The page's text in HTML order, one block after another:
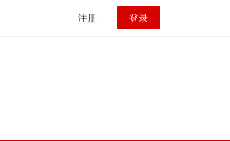
注册 登录